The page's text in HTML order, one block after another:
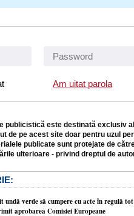
Am uitat parola
publicistică este destinată exclusiv
de pe acest site doar pentru uzul
publicate sunt protejate de
ulterioare - privind dreptul de
undă verde să cumpere cu acte în regulă
aprobarea Comisiei Europeane